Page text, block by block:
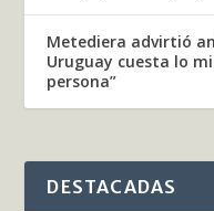
Metediera advirtió
Uruguay cuesta lo
persona”
DESTACADAS